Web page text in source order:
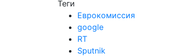
Теги
Еврокомиссия
google
RT
Sputnik